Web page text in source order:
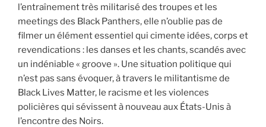
l’entraînement très militarisé des troupes et les
meetings des Black Panthers, elle n’oublie pas de
filmer un élément essentiel qui cimente idées, corps et
revendications : les danses et les chants, scandés avec
un indéniable « groove ». Une situation politique qui
n’est pas sans évoquer, à travers le militantisme de
Black Lives Matter, le racisme et les violences
policières qui sévissent à nouveau aux États-Unis à
l’encontre des Noirs.